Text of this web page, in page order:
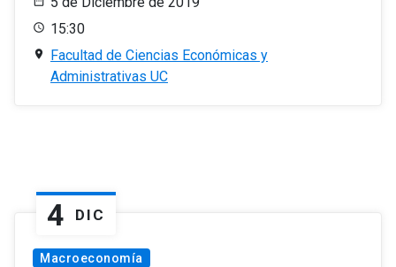
15:30
Facultad de Ciencias Económicas y
Administrativas UC
4 DIC
Macroeconomía